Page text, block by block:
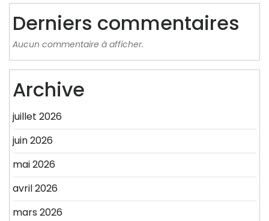
Derniers commentaires
Aucun commentaire à afficher.
Archive
juillet 2026
juin 2026
mai 2026
avril 2026
mars 2026